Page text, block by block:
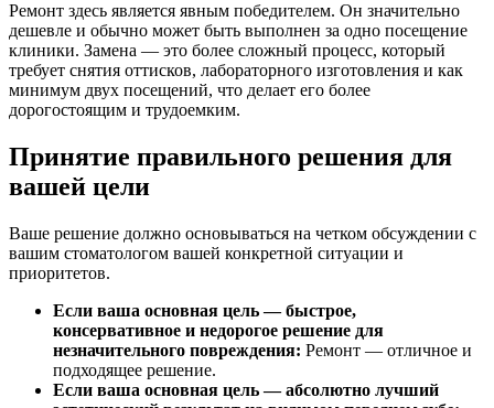
Ремонт здесь является явным победителем. Он значительно
дешевле и обычно может быть выполнен за одно посещение
клиники. Замена — это более сложный процесс, который
требует снятия оттисков, лабораторного изготовления и как
минимум двух посещений, что делает его более
дорогостоящим и трудоемким.
Принятие правильного решения для
вашей цели
Ваше решение должно основываться на четком обсуждении с
вашим стоматологом вашей конкретной ситуации и
приоритетов.
Если ваша основная цель — быстрое,
консервативное и недорогое решение для
незначительного повреждения: Ремонт — отличное и
подходящее решение.
Если ваша основная цель — абсолютно лучший